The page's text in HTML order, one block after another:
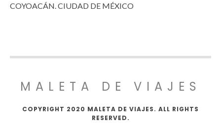
COYOACÁN. CIUDAD DE MÉXICO
MALETA DE VIAJES
COPYRIGHT 2020 MALETA DE VIAJES. ALL RIGHTS
RESERVED.